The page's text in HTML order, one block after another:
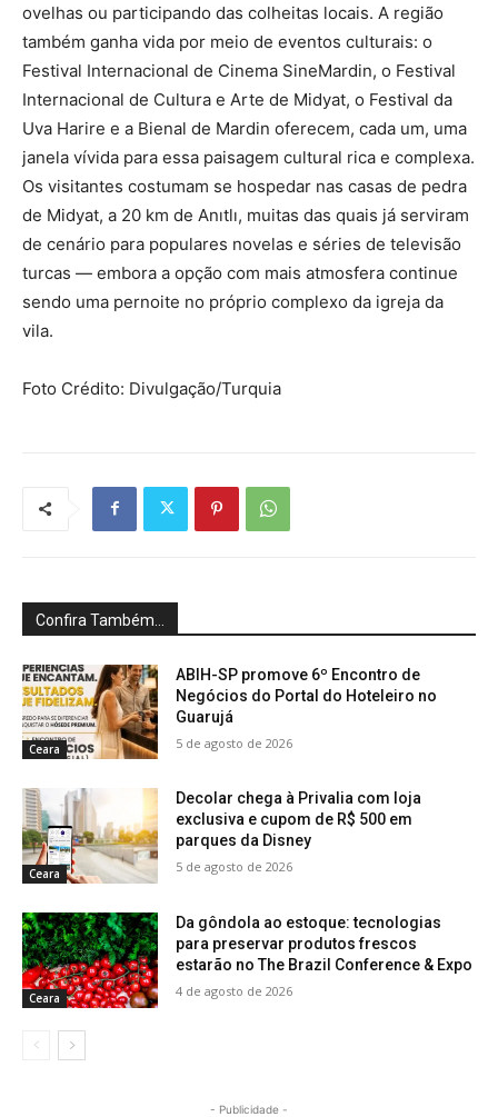
ovelhas ou participando das colheitas locais. A região
também ganha vida por meio de eventos culturais: o
Festival Internacional de Cinema SineMardin, o Festival
Internacional de Cultura e Arte de Midyat, o Festival da
Uva Harire e a Bienal de Mardin oferecem, cada um, uma
janela vívida para essa paisagem cultural rica e complexa.
Os visitantes costumam se hospedar nas casas de pedra
de Midyat, a 20 km de Anıtlı, muitas das quais já serviram
de cenário para populares novelas e séries de televisão
turcas — embora a opção com mais atmosfera continue
sendo uma pernoite no próprio complexo da igreja da
vila.
Foto Crédito: Divulgação/Turquia
Confira Também...
Ceara
ABIH-SP promove 6º Encontro de
Negócios do Portal do Hoteleiro no
Guarujá
5 de agosto de 2026
Ceara
Decolar chega à Privalia com loja
exclusiva e cupom de R$ 500 em
parques da Disney
5 de agosto de 2026
Ceara
Da gôndola ao estoque: tecnologias
para preservar produtos frescos
estarão no The Brazil Conference & Expo
4 de agosto de 2026
- Publicidade -